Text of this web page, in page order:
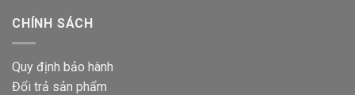
CHÍNH SÁCH
Quy định bảo hành
Đổi trả sản phẩm